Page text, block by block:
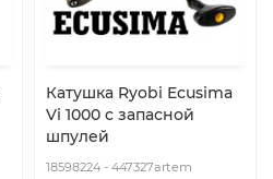
Катушка Ryobi Ecusima
Vi 1000 с запасной
шпулей
18598224 - 447327artem